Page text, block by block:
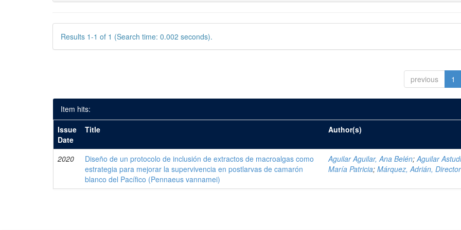
Results 1-1 of 1 (Search time: 0.002 seconds).
previous 1
Item hits:
Issue
Date
Title Author(s)
2020
Diseño de un protocolo de inclusión de extractos de macroalgas como
estrategia para mejorar la supervivencia en postlarvas de camarón
blanco del Pacífico (Pennaeus vannamei)
Aguilar Aguilar, Ana Belén;Aguilar
María Patricia;Márquez, Adrián, Director